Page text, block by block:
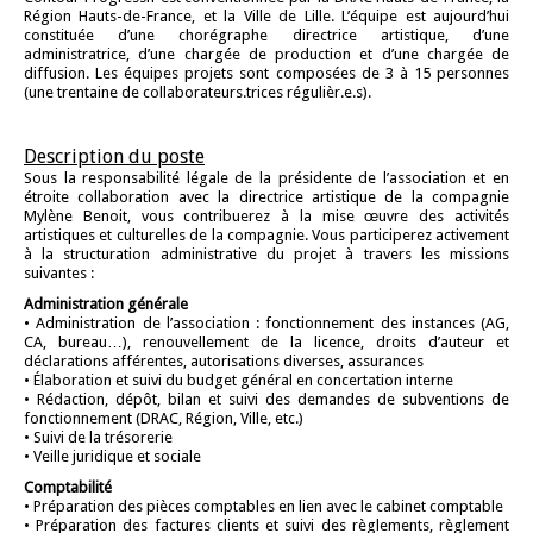
Région Hauts-de-France, et la Ville de Lille. L’équipe est aujourd’hui
constituée d’une chorégraphe directrice artistique, d’une
administratrice, d’une chargée de production et d’une chargée de
diffusion. Les équipes projets sont composées de 3 à 15 personnes
(une trentaine de collaborateurs.trices régulièr.e.s).
Description du poste
Sous la responsabilité légale de la présidente de l’association et en
étroite collaboration avec la directrice artistique de la compagnie
Mylène Benoit, vous contribuerez à la mise œuvre des activités
artistiques et culturelles de la compagnie. Vous participerez activement
à la structuration administrative du projet à travers les missions
suivantes :
Administration générale
• Administration de l’association : fonctionnement des instances (AG,
CA, bureau…), renouvellement de la licence, droits d’auteur et
déclarations afférentes, autorisations diverses, assurances
• Élaboration et suivi du budget général en concertation interne
• Rédaction, dépôt, bilan et suivi des demandes de subventions de
fonctionnement (DRAC, Région, Ville, etc.)
• Suivi de la trésorerie
• Veille juridique et sociale
Comptabilité
• Préparation des pièces comptables en lien avec le cabinet comptable
• Préparation des factures clients et suivi des règlements, règlement